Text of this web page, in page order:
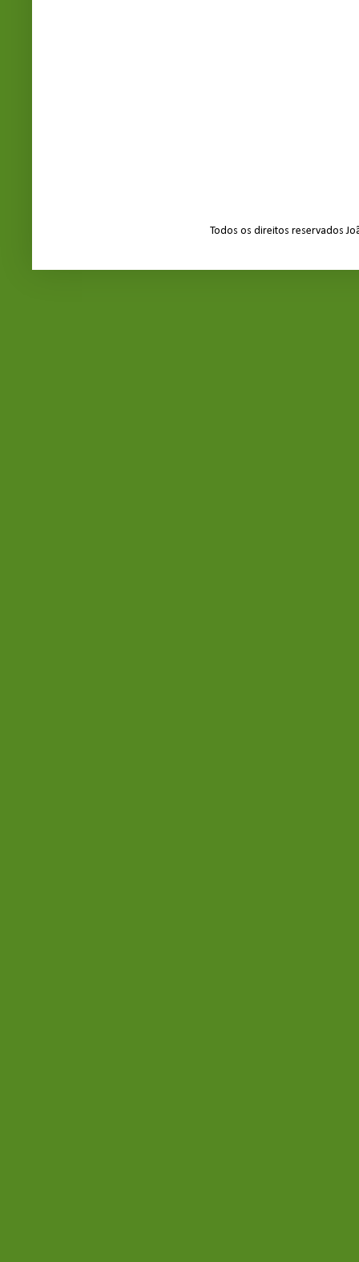
Todos os direitos reservados